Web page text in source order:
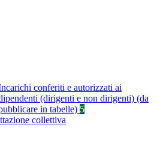
conferiti e autorizzati ai
(dirigenti e non dirigenti) (da
in tabelle) 5
collettiva